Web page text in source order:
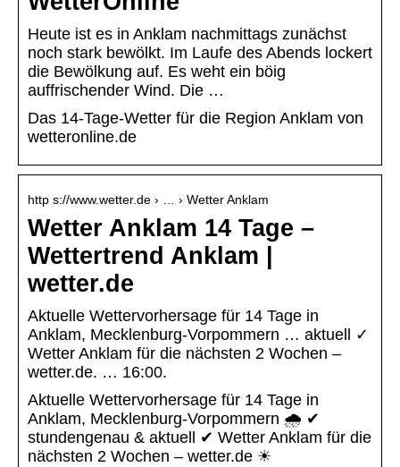
Heute ist es in Anklam nachmittags zunächst
noch stark bewölkt. Im Laufe des Abends lockert
die Bewölkung auf. Es weht ein böig
auffrischender Wind. Die …
Das 14-Tage-Wetter für die Region Anklam von
wetteronline.de
http s://www.wetter.de › … › Wetter Anklam
Wetter Anklam 14 Tage –
Wettertrend Anklam |
wetter.de
Aktuelle Wettervorhersage für 14 Tage in
Anklam, Mecklenburg-Vorpommern … aktuell ✓
Wetter Anklam für die nächsten 2 Wochen –
wetter.de. … 16:00.
Aktuelle Wettervorhersage für 14 Tage in
Anklam, Mecklenburg-Vorpommern 🌧️ ✔
stundengenau & aktuell ✔ Wetter Anklam für die
nächsten 2 Wochen – wetter.de ☀